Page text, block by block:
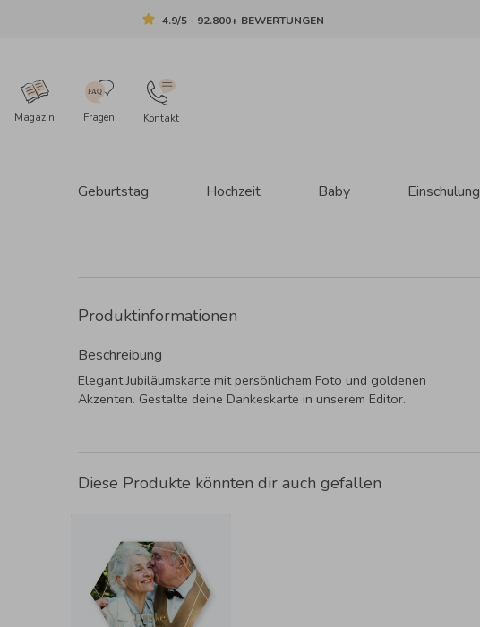
4.9/5 - 92.800+ BEWERTUNGEN
Magazin Fragen Kontakt
Geburtstag Hochzeit Baby Einschulung
Produktinformationen
Beschreibung
Elegant Jubiläumskarte mit persönlichem Foto und goldenen
Akzenten. Gestalte deine Dankeskarte in unserem Editor.
Diese Produkte könnten dir auch gefallen